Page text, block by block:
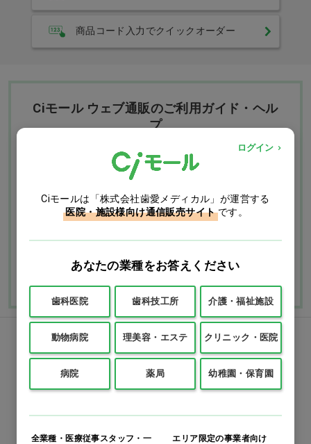
商品コード入力でクイックオーダー
Ciモール ウェブ通販のご利用ガイド・ヘル
プ
お支払いについて 送料について
返品・交換につい
修理・保証につい
よくあるご質問
る
FAXでのご注文
0120-418-167
番号をよくお確かめのうえ、
ログイン
Ciモールは「株式会社歯愛メディカル」が運営する
医院・施設様向け通信販売サイト です。
あなたの業種をお答えください
歯科医院 歯科技工所 介護・福祉施設
動物病院 理美容・エステ クリニック・医院
病院 薬局 幼稚園・保育園
全業種・医療従事スタッフ・一
エリア限定の事業者向け